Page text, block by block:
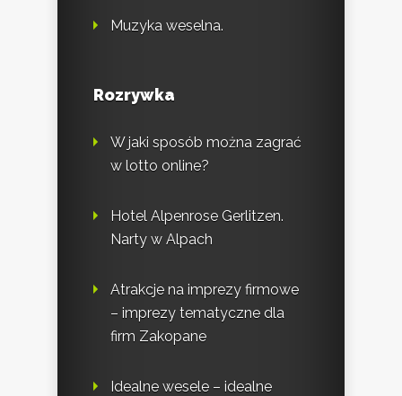
Muzyka weselna.
Rozrywka
W jaki sposób można zagrać
w lotto online?
Hotel Alpenrose Gerlitzen.
Narty w Alpach
Atrakcje na imprezy firmowe
– imprezy tematyczne dla
firm Zakopane
Idealne wesele – idealne